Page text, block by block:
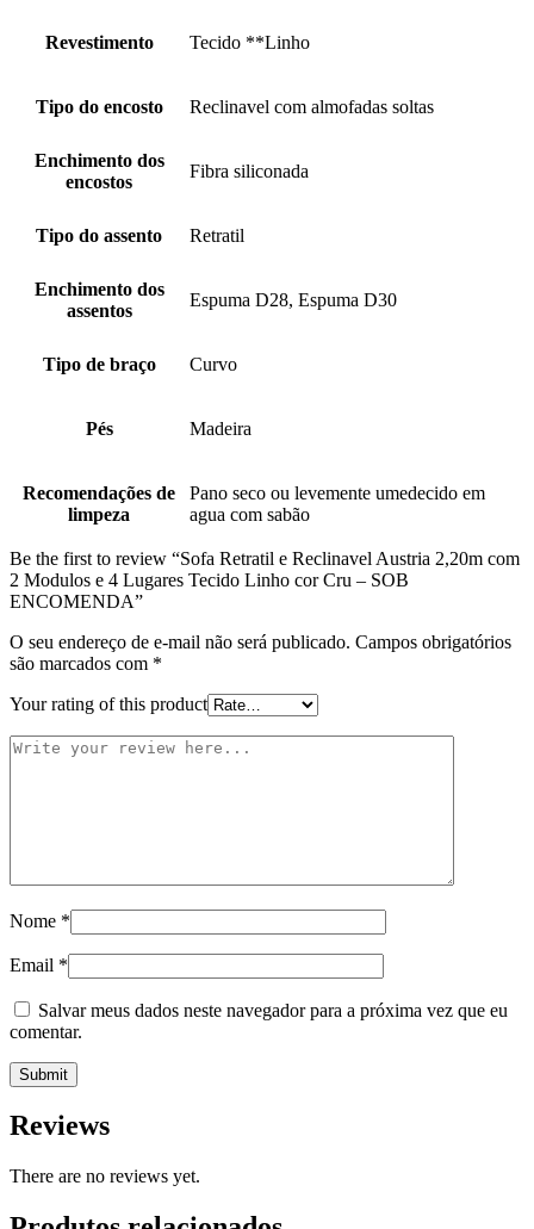
Revestimento Tecido **Linho
Tipo do encosto Reclinavel com almofadas soltas
Enchimento dos
encostos
Fibra siliconada
Tipo do assento Retratil
Enchimento dos
assentos
Espuma D28, Espuma D30
Tipo de braço Curvo
Pés Madeira
Recomendações de
limpeza
Pano seco ou levemente umedecido em
agua com sabão
Be the first to review “Sofa Retratil e Reclinavel Austria 2,20m com
2 Modulos e 4 Lugares Tecido Linho cor Cru – SOB
ENCOMENDA”
O seu endereço de e-mail não será publicado. Campos obrigatórios
são marcados com *
Your rating of this product
Nome *
Email *
Salvar meus dados neste navegador para a próxima vez que eu
comentar.
Reviews
There are no reviews yet.